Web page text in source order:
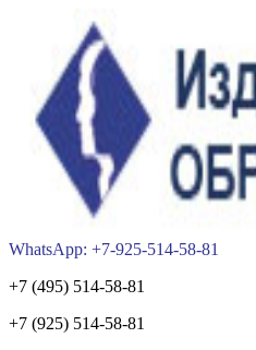
WhatsApp: +7-925-514-58-81
+7 (495) 514-58-81
+7 (925) 514-58-81